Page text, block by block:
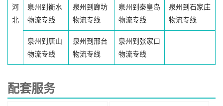
河
北
泉州到衡水
物流专线
泉州到廊坊
物流专线
泉州到秦皇岛
物流专线
泉州到石家庄
物流专线
泉州到唐山
物流专线
泉州到邢台
物流专线
泉州到张家口
物流专线
配套服务